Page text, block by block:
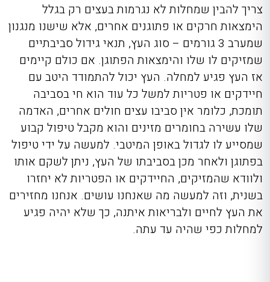
צריך להבין שמחלות לא נגרמות בעצים רק בגלל
הימצאות חרקים או פתוגנים אחרים, אלא שישנו מנגנון
שמערב 3 גורמים – סוג העץ, תנאי גידול סביבתיים
שמזיקים לו שלו והימצאות הפתוגן. אם כולם קיימים
אז העץ פגיע למחלה. העץ יכול להתמודד היטב עם
חיידקים או פטריות למשל כל עוד הוא חי בסביבה
תומכת, כלומר אין סביבו עצים חולים אחרים, האדמה
שלו עשירה בחומרים מזינים והוא מקבל טיפול קבוע
שמסייע לו לגדול באופן המיטבי. למעשה על ידי טיפול
בפתוגן ולאחר מכן בסביבתו של העץ, ניתן לשקם אותו
ולוודא שהמזיקים, החיידקים או הפטריות לא יחזרו
בשנית, וזה למעשה מה שאנחנו עושים. אנחנו מחזירים
את העץ לחיים ולבריאות איתנה, כך שלא יהיה פגיע
למחלות כפי שהיה עד עתה.